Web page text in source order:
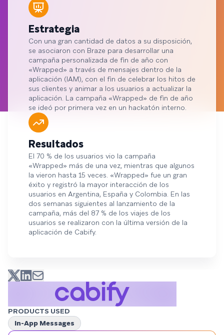
Estrategia
Con una gran cantidad de datos a su disposición,
se asociaron con Braze para desarrollar una
campaña personalizada de fin de año con
«Wrapped» a través de mensajes dentro de la
aplicación (IAM), con el fin de celebrar los hitos de
sus clientes y animar a los usuarios a actualizar la
aplicación. La campaña «Wrapped» de fin de año
se ideó por primera vez en un hackatón interno.
Resultados
El 70 % de los usuarios vio la campaña
«Wrapped» más de una vez, mientras que algunos
la vieron hasta 15 veces. «Wrapped» fue un gran
éxito y registró la mayor interacción de los
usuarios en Argentina, España y Colombia. En las
dos semanas siguientes al lanzamiento de la
campaña, más del 87 % de los viajes de los
usuarios se realizaron con la última versión de la
aplicación de Cabify.
PRODUCTS USED
In-App Messages